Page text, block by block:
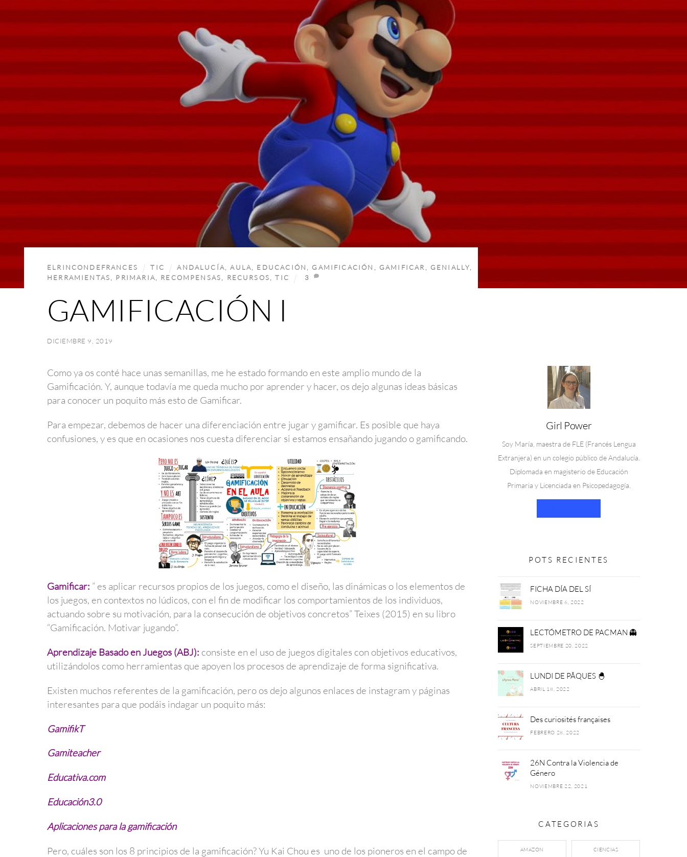
DICIEMBRE 9, 2019
GAMIFICACIÓN I
ELRINCONDEFRANCES TIC ANDALUCÍA,AULA, EDUCACIÓN , GAMIFICACIÓN , GAMIFICAR , GENIALLY,
HERRAMIENTAS, PRIMARIA, RECOMPENSAS, RECURSOS,TIC 3
Como ya os conté hace unas semanillas, me he estado formando en este amplio mundo de la
Gamificación. Y, aunque todavía me queda mucho por aprender y hacer, os dejo algunas ideas básicas
para conocer un poquito más esto de Gamificar.
Para empezar, debemos de hacer una diferenciación entre jugar y gamificar. Es posible que haya
confusiones, y es que en ocasiones nos cuesta diferenciar si estamos ensañando jugando o gamificando.
Gamificar: ” es aplicar recursos propios de los juegos, como el diseño, las dinámicas o los elementos de
los juegos, en contextos no lúdicos, con el fin de modificar los comportamientos de los individuos,
actuando sobre su motivación, para la consecución de objetivos concretos” Teixes (2015) en su libro
“Gamificación. Motivar jugando”.
Aprendizaje Basado en Juegos (ABJ): consiste en el uso de juegos digitales con objetivos educativos,
utilizándolos como herramientas que apoyen los procesos de aprendizaje de forma significativa.
Existen muchos referentes de la gamificación, pero os dejo algunos enlaces de instagram y páginas
interesantes para que podáis indagar un poquito más:
GamifikT
Gamiteacher
Educativa.com
Educación3.0
Aplicaciones para la gamificación
Pero, cuáles son los 8 principios de la gamificación? Yu Kai Chou es uno de los pioneros en el campo de
Girl Power
Soy María, maestra de FLE (Francés Lengua
Extranjera) en un colegio público de Andalucía.
Diplomada en magisterio de Educación
Primaria y Licenciada en Psicopedagogía.
POTS RECIENTES
FICHA DÍA DEL SÍ
NOVIEMBRE 6, 2022
LECTÓMETRO DE PACMAN 👻
SEPTIEMBRE 20, 2022
LUNDI DE PÂQUES 🐣
ABRIL 18, 2022
Des curiosités françaises
FEBRERO 28, 2022
26N Contra la Violencia de
Género
NOVIEMBRE 22, 2021
CATEGORIAS
AMAZON CIENCIAS